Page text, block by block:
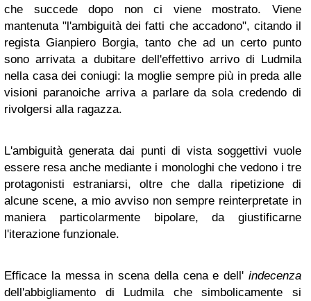
che succede dopo non ci viene mostrato. Viene
mantenuta "l'ambiguità dei fatti che accadono", citando il
regista Gianpiero Borgia, tanto che ad un certo punto
sono arrivata a dubitare dell'effettivo arrivo di Ludmila
nella casa dei coniugi: la moglie sempre più in preda alle
visioni paranoiche arriva a parlare da sola credendo di
rivolgersi alla ragazza.
L'ambiguità generata dai punti di vista soggettivi vuole
essere resa anche mediante i monologhi che vedono i tre
protagonisti estraniarsi, oltre che dalla ripetizione di
alcune scene, a mio avviso non sempre reinterpretate in
maniera particolarmente bipolare, da giustificarne
l'iterazione funzionale.
Efficace la messa in scena della cena e dell' indecenza
dell'abbigliamento di Ludmila che simbolicamente si